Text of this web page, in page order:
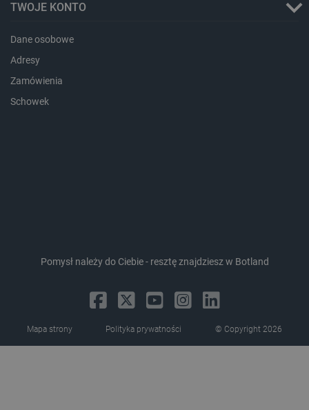
TWOJE KONTO
Dane osobowe
Adresy
Zamówienia
Schowek
Pomysł należy do Ciebie - resztę znajdziesz w Botland
Mapa strony Polityka prywatności © Copyright 2026
CookieScriptConsent